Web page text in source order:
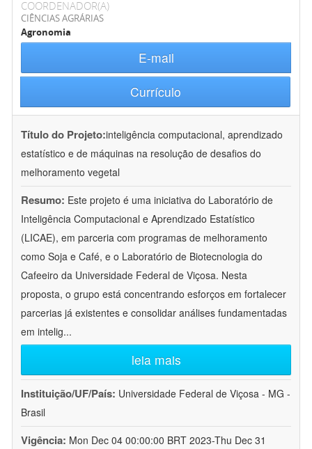
COORDENADOR(A)
CIÊNCIAS AGRÁRIAS
Agronomia
E-mail
Currículo
Título do Projeto:inteligência computacional, aprendizado
estatístico e de máquinas na resolução de desafios do
melhoramento vegetal
Resumo: Este projeto é uma iniciativa do Laboratório de
Inteligência Computacional e Aprendizado Estatístico
(LICAE), em parceria com programas de melhoramento
como Soja e Café, e o Laboratório de Biotecnologia do
Cafeeiro da Universidade Federal de Viçosa. Nesta
proposta, o grupo está concentrando esforços em fortalecer
parcerias já existentes e consolidar análises fundamentadas
em intelig...
leia mais
Instituição/UF/País: Universidade Federal de Viçosa - MG -
Brasil
Vigência: Mon Dec 04 00:00:00 BRT 2023-Thu Dec 31